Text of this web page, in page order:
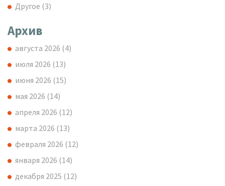
Другое (3)
Архив
августа 2026 (4)
июля 2026 (13)
июня 2026 (15)
мая 2026 (14)
апреля 2026 (12)
марта 2026 (13)
февраля 2026 (12)
января 2026 (14)
декабря 2025 (12)